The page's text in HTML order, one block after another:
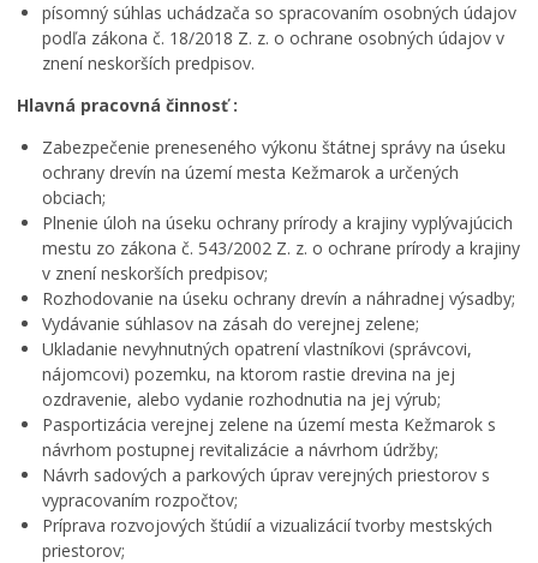
písomný súhlas uchádzača so spracovaním osobných údajov
podľa zákona č. 18/2018 Z. z. o ochrane osobných údajov v
znení neskorších predpisov.
Hlavná pracovná činnosť :
Zabezpečenie preneseného výkonu štátnej správy na úseku
ochrany drevín na území mesta Kežmarok a určených
obciach;
Plnenie úloh na úseku ochrany prírody a krajiny vyplývajúcich
mestu zo zákona č. 543/2002 Z. z. o ochrane prírody a krajiny
v znení neskorších predpisov;
Rozhodovanie na úseku ochrany drevín a náhradnej výsadby;
Vydávanie súhlasov na zásah do verejnej zelene;
Ukladanie nevyhnutných opatrení vlastníkovi (správcovi,
nájomcovi) pozemku, na ktorom rastie drevina na jej
ozdravenie, alebo vydanie rozhodnutia na jej výrub;
Pasportizácia verejnej zelene na území mesta Kežmarok s
návrhom postupnej revitalizácie a návrhom údržby;
Návrh sadových a parkových úprav verejných priestorov s
vypracovaním rozpočtov;
Príprava rozvojových štúdií a vizualizácií tvorby mestských
priestorov;